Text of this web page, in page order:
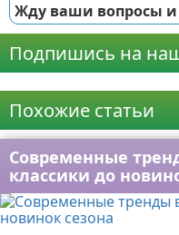
Жду ваши вопросы
Подпишись на
Похожие статьи
Современные
классики до